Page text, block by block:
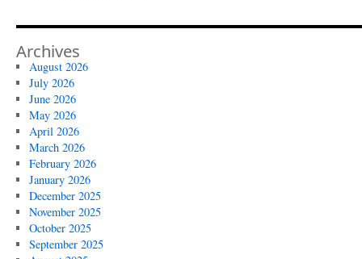
Archives
August 2026
July 2026
June 2026
May 2026
April 2026
March 2026
February 2026
January 2026
December 2025
November 2025
October 2025
September 2025